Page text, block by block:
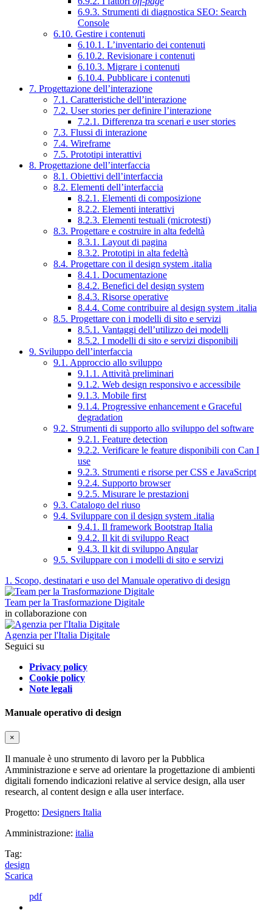
6.9.3. Strumenti di diagnostica SEO: Search
Console
6.10. Gestire i contenuti
6.10.1. L’inventario dei contenuti
6.10.2. Revisionare i contenuti
6.10.3. Migrare i contenuti
6.10.4. Pubblicare i contenuti
7. Progettazione dell’interazione
7.1. Caratteristiche dell’interazione
7.2. User stories per definire l’interazione
7.2.1. Differenza tra scenari e user stories
7.3. Flussi di interazione
7.4. Wireframe
7.5. Prototipi interattivi
8. Progettazione dell’interfaccia
8.1. Obiettivi dell’interfaccia
8.2. Elementi dell’interfaccia
8.2.1. Elementi di composizione
8.2.2. Elementi interattivi
8.2.3. Elementi testuali (microtesti)
8.3. Progettare e costruire in alta fedeltà
8.3.1. Layout di pagina
8.3.2. Prototipi in alta fedeltà
8.4. Progettare con il design system .italia
8.4.1. Documentazione
8.4.2. Benefici del design system
8.4.3. Risorse operative
8.4.4. Come contribuire al design system .italia
8.5. Progettare con i modelli di sito e servizi
8.5.1. Vantaggi dell’utilizzo dei modelli
8.5.2. I modelli di sito e servizi disponibili
9. Sviluppo dell’interfaccia
9.1. Approccio allo sviluppo
9.1.1. Attività preliminari
9.1.2. Web design responsivo e accessibile
9.1.3. Mobile first
9.1.4. Progressive enhancement e Graceful
degradation
9.2. Strumenti di supporto allo sviluppo del software
9.2.1. Feature detection
9.2.2. Verificare le feature disponibili con Can I
use
9.2.3. Strumenti e risorse per CSS e JavaScript
9.2.4. Supporto browser
9.2.5. Misurare le prestazioni
9.3. Catalogo del riuso
9.4. Sviluppare con il design system .italia
9.4.1. Il framework Bootstrap Italia
9.4.2. Il kit di sviluppo React
9.4.3. Il kit di sviluppo Angular
9.5. Sviluppare con i modelli di sito e servizi
1. Scopo, destinatari e uso del Manuale operativo di design
Team per la Trasformazione Digitale
in collaborazione con
Agenzia per l'Italia Digitale
Seguici su
Privacy policy
Cookie policy
Note legali
Manuale operativo di design
×
Il manuale è uno strumento di lavoro per la Pubblica
Amministrazione e serve ad orientare la progettazione di ambienti
digitali fornendo indicazioni relative al service design, alla user
research, al content design e alla user interface.
Progetto: Designers Italia
Amministrazione: italia
Tag:
design
Scarica
pdf